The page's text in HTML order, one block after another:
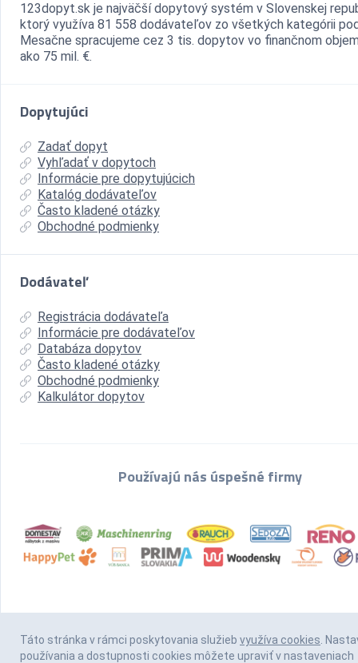
123dopyt.sk je najväčší dopytový systém v Slovenskej
ktorý využíva 81 558 dodávateľov zo všetkých kategórii
Mesačne spracujeme cez 3 tis. dopytov vo finančnom
ako 75 mil. €.
Dopytujúci
Zadať dopyt
Vyhľadať v dopytoch
Informácie pre dopytujúcich
Katalóg dodávateľov
Často kladené otázky
Obchodné podmienky
Dodávateľ
Registrácia dodávateľa
Informácie pre dodávateľov
Databáza dopytov
Často kladené otázky
Obchodné podmienky
Kalkulátor dopytov
Používajú nás úspešné firmy
Táto stránka v rámci poskytovania služieb využíva cookies.
používania a dostupnosti cookies môžete upraviť v nastaveniach